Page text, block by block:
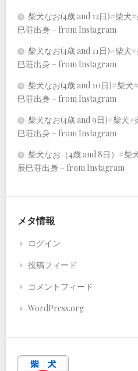
柴犬なお(4歳 and 12日)#柴犬
巳荘出身 – from Instagram
柴犬なお(4歳 and 11日)#柴犬
巳荘出身 – from Instagram
柴犬なお(4歳 and 10日)#柴
巳荘出身 – from Instagram
柴犬なお(4歳 and 9日)#柴犬
巳荘出身 – from Instagram
柴犬なお（4歳 and 8日）#柴
辰巳荘出身 – from Instagram
メタ情報
ログイン
投稿フィード
コメントフィード
WordPress.org